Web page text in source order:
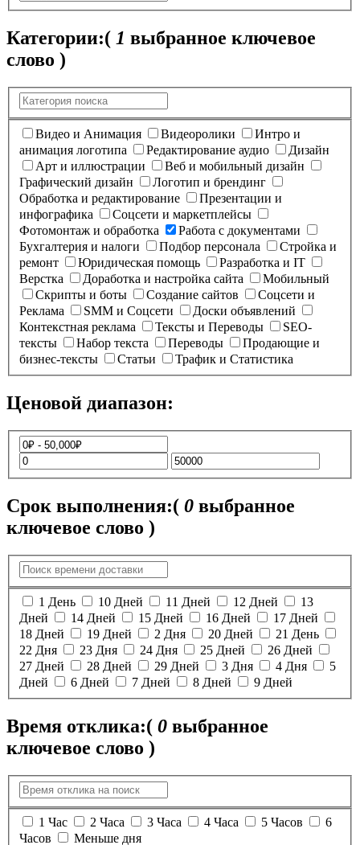
Категории:( 1 выбранное ключевое
слово )
Видео и Анимация Видеоролики
Интро и
анимация логотипа
Редактирование аудио
Дизайн
Арт и иллюстрации
Веб и мобильный дизайн
Графический дизайн
Логотип и брендинг
Обработка и редактирование
Презентации и
инфографика
Соцсети и маркетплейсы
Фотомонтаж и обработка
Работа с документами
Бухгалтерия и налоги
Подбор персонала
Стройка и
ремонт
Юридическая помощь
Разработка и IT
Верстка
Доработка и настройка сайта
Мобильный
Скрипты и боты
Создание сайтов
Соцсети и
Реклама
SMM и Соцсети
Доски объявлений
Контекстная реклама
Тексты и Переводы
SEO-
тексты
Набор текста Переводы
Продающие и
бизнес-тексты
Статьи Трафик и Статистика
Ценовой диапазон:
Срок выполнения:( 0 выбранное
ключевое слово )
1 День 10 Дней 11 Дней 12 Дней
13
Дней
14 Дней 15 Дней 16 Дней
17 Дней
18 Дней
19 Дней 2 Дня 20 Дней
21 День
22 Дня
23 Дня 24 Дня 25 Дней
26 Дней
27 Дней
28 Дней 29 Дней 3 Дня 4 Дня
5
Дней
6 Дней 7 Дней 8 Дней 9 Дней
Время отклика:( 0 выбранное
ключевое слово )
1 Час 2 Часа 3 Часа 4 Часа 5 Часов
6
Часов
Меньше дня